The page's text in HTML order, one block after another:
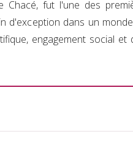
Chacé, fut l'une des
d'exception dans un
engagement social